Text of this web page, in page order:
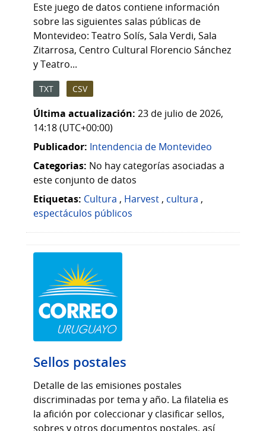
Este juego de datos contiene información
sobre las siguientes salas públicas de
Montevideo: Teatro Solís, Sala Verdi, Sala
Zitarrosa, Centro Cultural Florencio Sánchez
y Teatro...
TXT CSV
Última actualización: 23 de julio de 2026,
14:18 (UTC+00:00)
Publicador: Intendencia de Montevideo
Categorias: No hay categorías asociadas a
este conjunto de datos
Etiquetas: Cultura , Harvest , cultura ,
espectáculos públicos
Sellos postales
Detalle de las emisiones postales
discriminadas por tema y año. La filatelia es
la afición por coleccionar y clasificar sellos,
sobres y otros documentos postales, así